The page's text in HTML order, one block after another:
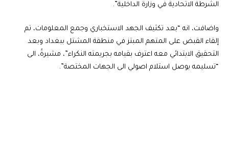
الشرطة الاتحادية في وزارة الداخلية”.
واضافت، انه “بعد تكثيف الجهد الاستخباري وجمع المعلومات، تم
إلقاء القبض على المتهم المبتز في منطقة المشتل ببغداد وبعد
التحقيق الابتدائي معه اعترف بقيامه بجريمته النكراء”، مشيرةً، الى
“تسليمه بوصل استلام اصولي الى الجهات المختصة”.